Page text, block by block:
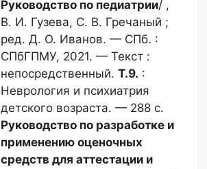
Руководство по педиатрии/ ,
В. И. Гузева, С. В. Гречаный ;
ред. Д. О. Иванов. — СПб. :
СПбГПМУ, 2021. — Текст :
непосредственный. Т.9. :
Неврология и психиатрия
детского возраста. — 288 с.
Руководство по разработке и
применению оценочных
средств для аттестации и